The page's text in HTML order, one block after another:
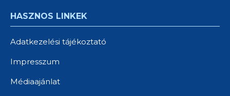
HASZNOS LINKEK
Adatkezelési tájékoztató
Impresszum
Médiaajánlat